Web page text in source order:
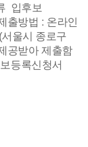
입후보
출방법 : 온라인
울시 종로구
공받아 제출함
등록신청서